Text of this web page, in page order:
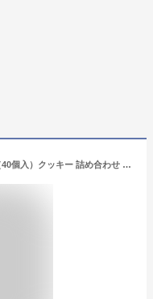
銀座コージーコーナー小さな宝もの（40個入）クッキー 詰め合わせ 焼き菓子 ギフト スイーツ お祝い お返し 有名 手土産 常温 大量 内祝い 出産内祝い お菓子 高級 退職 菓子折り ご挨拶 法事 お供え 日持ち のし対応 個包装 常温 40個入り